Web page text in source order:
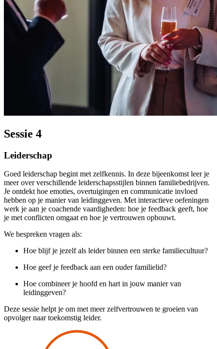
Sessie 4
Leiderschap
Goed leiderschap begint met zelfkennis. In deze bijeenkomst leer je
meer over verschillende leiderschapsstijlen binnen familiebedrijven.
Je ontdekt hoe emoties, overtuigingen en communicatie invloed
hebben op je manier van leidinggeven. Met interactieve oefeningen
werk je aan je coachende vaardigheden: hoe je feedback geeft, hoe
je met conflicten omgaat en hoe je vertrouwen opbouwt.
We bespreken vragen als:
Hoe blijf je jezelf als leider binnen een sterke familiecultuur?
Hoe geef je feedback aan een ouder familielid?
Hoe combineer je hoofd en hart in jouw manier van
leidinggeven?
Deze sessie helpt je om met meer zelfvertrouwen te groeien van
opvolger naar toekomstig leider.